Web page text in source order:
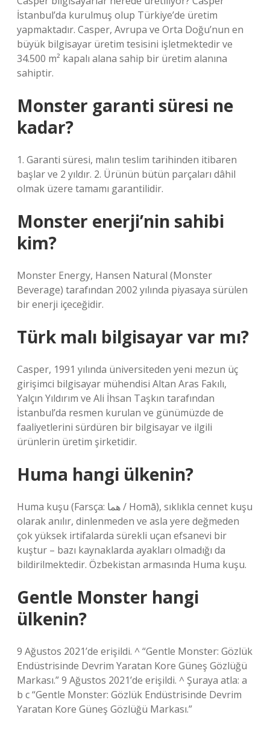
İstanbul’da kurulmuş olup Türkiye’de üretim
yapmaktadır. Casper, Avrupa ve Orta Doğu’nun en
büyük bilgisayar üretim tesisini işletmektedir ve
34.500 m² kapalı alana sahip bir üretim alanına
sahiptir.
Monster garanti süresi ne
kadar?
1. Garanti süresi, malın teslim tarihinden itibaren
başlar ve 2 yıldır. 2. Ürünün bütün parçaları dâhil
olmak üzere tamamı garantilidir.
Monster enerji’nin sahibi
kim?
Monster Energy, Hansen Natural (Monster
Beverage) tarafından 2002 yılında piyasaya sürülen
bir enerji içeceğidir.
Türk malı bilgisayar var mı?
Casper, 1991 yılında üniversiteden yeni mezun üç
girişimci bilgisayar mühendisi Altan Aras Fakılı,
Yalçın Yıldırım ve Ali İhsan Taşkın tarafından
İstanbul’da resmen kurulan ve günümüzde de
faaliyetlerini sürdüren bir bilgisayar ve ilgili
ürünlerin üretim şirketidir.
Huma hangi ülkenin?
Huma kuşu (Farsça: هما / Homā), sıklıkla cennet kuşu
olarak anılır, dinlenmeden ve asla yere değmeden
çok yüksek irtifalarda sürekli uçan efsanevi bir
kuştur – bazı kaynaklarda ayakları olmadığı da
bildirilmektedir. Özbekistan armasında Huma kuşu.
Gentle Monster hangi
ülkenin?
9 Ağustos 2021’de erişildi. ^ “Gentle Monster: Gözlük
Endüstrisinde Devrim Yaratan Kore Güneş Gözlüğü
Markası.” 9 Ağustos 2021’de erişildi. ^ Şuraya atla: a
b c “Gentle Monster: Gözlük Endüstrisinde Devrim
Yaratan Kore Güneş Gözlüğü Markası.”